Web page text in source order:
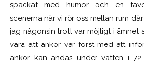
späckat med humor och en
scenerna när vi rör oss mellan rum
jag någonsin trott var möjligt i ämnet
vara att ankor var först med att
ankor kan andas under vatten i 72